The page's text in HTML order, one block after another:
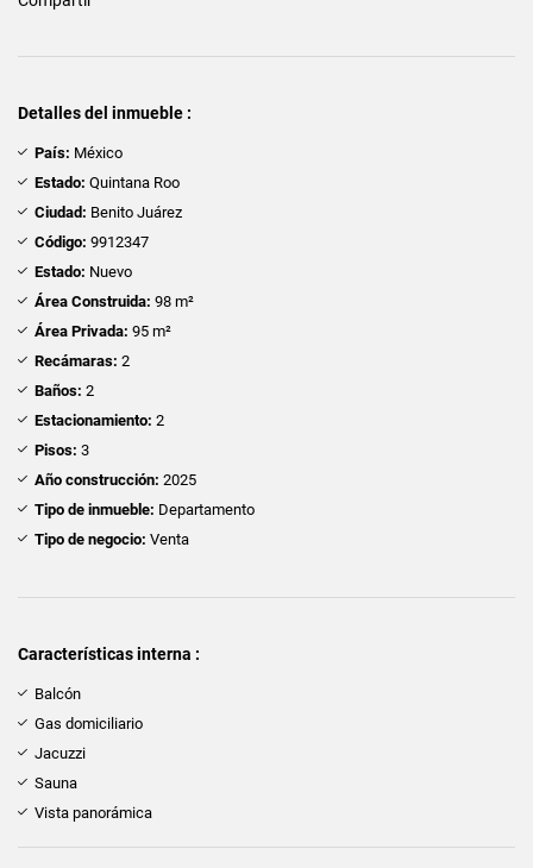
Detalles del inmueble :
País: México
Estado: Quintana Roo
Ciudad: Benito Juárez
Código: 9912347
Estado: Nuevo
Área Construida: 98 m²
Área Privada: 95 m²
Recámaras: 2
Baños: 2
Estacionamiento: 2
Pisos: 3
Año construcción: 2025
Tipo de inmueble: Departamento
Tipo de negocio: Venta
Características interna :
Balcón
Gas domiciliario
Jacuzzi
Sauna
Vista panorámica